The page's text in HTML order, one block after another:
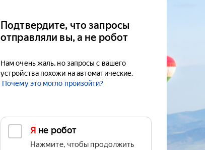
Подтвердите, что запросы
отправляли вы, а не робот
Нам очень жаль, но запросы с вашего
устройства похожи на автоматические.
Почему это могло произойти?
Я не робот
Нажмите, чтобы продолжить